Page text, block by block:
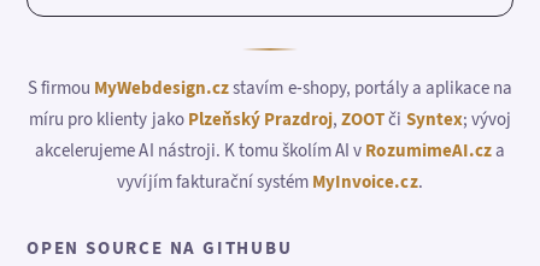
S firmou MyWebdesign.czstavím e-shopy, portály a aplikace na
míru pro klienty jako Plzeňský Prazdroj,ZOOTči Syntex; vývoj
akcelerujeme AI nástroji. K tomu školím AI v RozumimeAI.cza
vyvíjím fakturační systém MyInvoice.cz.
OPEN SOURCE NA GITHUBU